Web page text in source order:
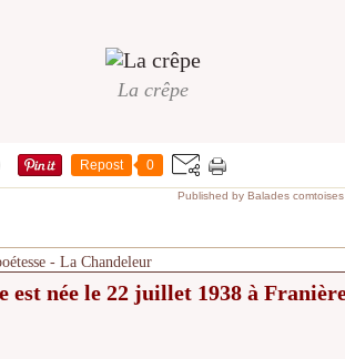
La crêpe
Repost 0
Published by Balades comtoises
- La Chandeleur
est née le 22 juillet 1938 à